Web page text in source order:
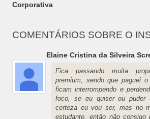
Corporativa
COMENTÁRIOS SOBRE O
Elaine Cristina da Silveira
Fica passando muita
premium, sendo que paguei
ficam interrompendo e
foco, se eu quiser ou puder
certeza eu vou ser, mas no
estudante, então não consigo